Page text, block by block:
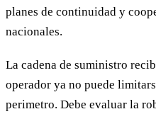
planes de continuidad y
nacionales.
La cadena de suministro
operador ya no puede
perimetro. Debe evaluar la